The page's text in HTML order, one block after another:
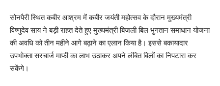
सोनपैरी स्थित कबीर आश्रम में कबीर जयंती महोत्सव के दौरान मुख्यमंत्री
विष्णुदेव साय ने बड़ी राहत देते हुए मुख्यमंत्री बिजली बिल भुगतान समाधान योजना
की अवधि को तीन महीने आगे बढ़ाने का एलान किया है। इससे बकायादार
उपभोक्ता सरचार्ज माफी का लाभ उठाकर अपने लंबित बिलों का निपटारा कर
सकेंगे।